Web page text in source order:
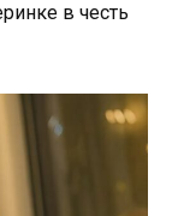
в честь